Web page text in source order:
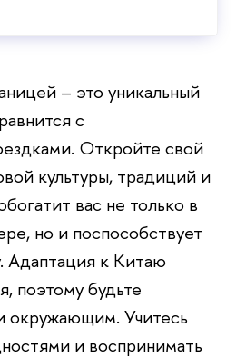
– это уникальный
с
Откройте свой
культуры, традиций и
вас не только в
но и поспособствует
Адаптация к Китаю
поэтому будьте
окружающим. Учитесь
и воспринимать